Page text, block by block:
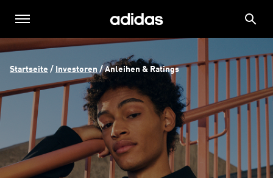
Startseite / Investoren / Anleihen & Ratings